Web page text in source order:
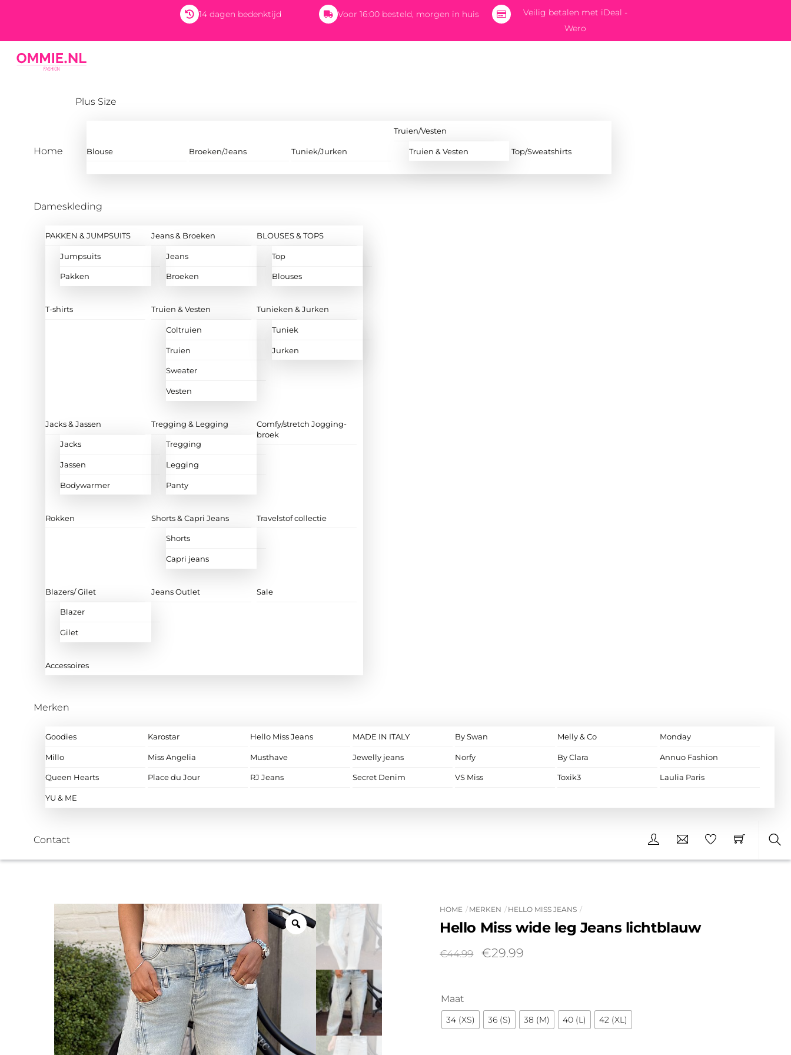
content
14 dagen bedenktijd Voor 16:00 besteld, morgen in huis
Veilig betalen met iDeal -
Wero
Home
Plus Size
Blouse Broeken/Jeans Tuniek/Jurken
Truien/Vesten
Truien & Vesten Top/Sweatshirts
Dameskleding
PAKKEN & JUMPSUITS
Jumpsuits
Pakken
Jeans & Broeken
Jeans
Broeken
BLOUSES & TOPS
Top
Blouses
T-shirts Truien & Vesten
Coltruien
Truien
Sweater
Vesten
Tunieken & Jurken
Tuniek
Jurken
Jacks & Jassen
Jacks
Jassen
Bodywarmer
Tregging & Legging
Tregging
Legging
Panty
Comfy/stretch Jogging-
broek
Rokken Shorts & Capri Jeans
Shorts
Capri jeans
Travelstof collectie
Blazers/ Gilet
Blazer
Gilet
Jeans Outlet Sale
Accessoires
Merken
Goodies Karostar Hello Miss Jeans MADE IN ITALY By Swan Melly & Co Monday
Millo Miss Angelia Musthave Jewelly jeans Norfy By Clara Annuo Fashion
Queen Hearts Place du Jour RJ Jeans Secret Denim VS Miss Toxik3 Laulia Paris
YU & ME
Contact
HOME MERKEN HELLO MISS JEANS
Hello Miss wide leg Jeans lichtblauw
€44.99
Oorspronkelijke
€29.99Huidige
Maat
34 (XS) 36 (S) 38 (M) 40 (L) 42 (XL)